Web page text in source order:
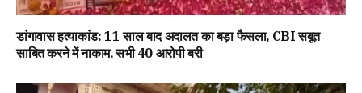
डांगावास हत्याकांड: 11 साल बाद अदालत का बड़ा फैसला, CBI सबूत
साबित करने में नाकाम, सभी 40 आरोपी बरी